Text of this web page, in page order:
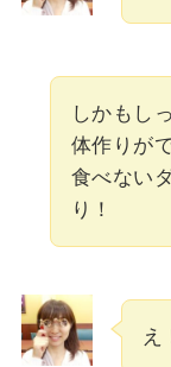
しかもし
体作りが
食べない
り！
え